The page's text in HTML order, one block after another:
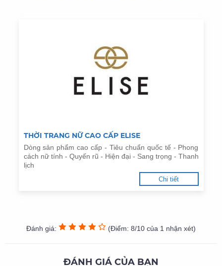
THỜI TRANG NỮ CAO CẤP ELISE
Dòng sản phẩm cao cấp - Tiêu chuẩn quốc tế - Phong
cách nữ tính - Quyến rũ - Hiện đại - Sang trọng - Thanh
lịch
Chi tiết
Đánh giá: (Điểm: 8/10 của 1 nhận xét)
ĐÁNH GIÁ CỦA BẠN